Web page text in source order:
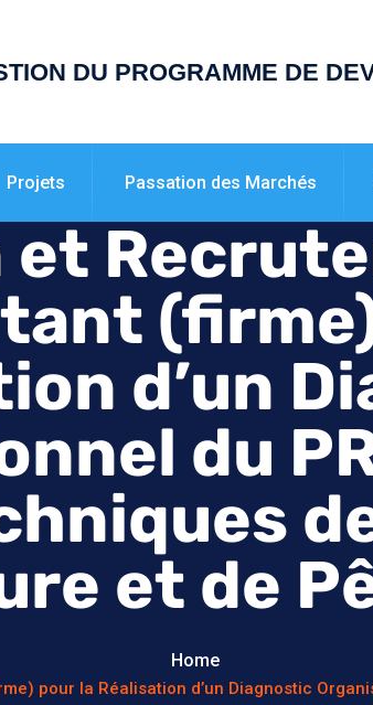
DU PROGRAMME DE
Projets Passation des Marchés
d’un
du
et de
Home
pour la Réalisation d’un Diagnostic